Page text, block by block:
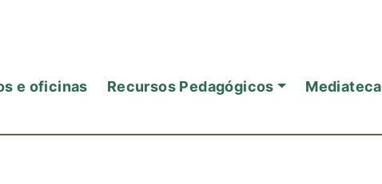
e oficinas Recursos Pedagógicos Mediateca